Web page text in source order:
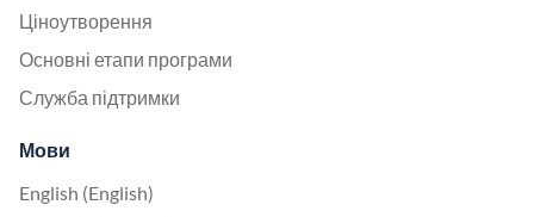
Ціноутворення
Основні етапи програми
Служба підтримки
Мови
English (English)